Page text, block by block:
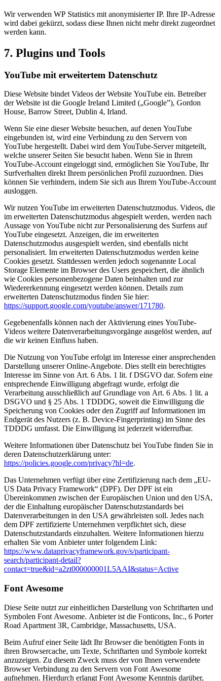
Wir verwenden WP Statistics mit anonymisierter IP. Ihre IP-Adresse
wird dabei gekürzt, sodass diese Ihnen nicht mehr direkt zugeordnet
werden kann.
7. Plugins und Tools
YouTube mit erweitertem Datenschutz
Diese Website bindet Videos der Website YouTube ein. Betreiber
der Website ist die Google Ireland Limited („Google”), Gordon
House, Barrow Street, Dublin 4, Irland.
Wenn Sie eine dieser Website besuchen, auf denen YouTube
eingebunden ist, wird eine Verbindung zu den Servern von
YouTube hergestellt. Dabei wird dem YouTube-Server mitgeteilt,
welche unserer Seiten Sie besucht haben. Wenn Sie in Ihrem
YouTube-Account eingeloggt sind, ermöglichen Sie YouTube, Ihr
Surfverhalten direkt Ihrem persönlichen Profil zuzuordnen. Dies
können Sie verhindern, indem Sie sich aus Ihrem YouTube-Account
ausloggen.
Wir nutzen YouTube im erweiterten Datenschutzmodus. Videos, die
im erweiterten Datenschutzmodus abgespielt werden, werden nach
Aussage von YouTube nicht zur Personalisierung des Surfens auf
YouTube eingesetzt. Anzeigen, die im erweiterten
Datenschutzmodus ausgespielt werden, sind ebenfalls nicht
personalisiert. Im erweiterten Datenschutzmodus werden keine
Cookies gesetzt. Stattdessen werden jedoch sogenannte Local
Storage Elemente im Browser des Users gespeichert, die ähnlich
wie Cookies personenbezogene Daten beinhalten und zur
Wiedererkennung eingesetzt werden können. Details zum
erweiterten Datenschutzmodus finden Sie hier:
https://support.google.com/youtube/answer/171780.
Gegebenenfalls können nach der Aktivierung eines YouTube-
Videos weitere Datenverarbeitungsvorgänge ausgelöst werden, auf
die wir keinen Einfluss haben.
Die Nutzung von YouTube erfolgt im Interesse einer ansprechenden
Darstellung unserer Online-Angebote. Dies stellt ein berechtigtes
Interesse im Sinne von Art. 6 Abs. 1 lit. f DSGVO dar. Sofern eine
entsprechende Einwilligung abgefragt wurde, erfolgt die
Verarbeitung ausschließlich auf Grundlage von Art. 6 Abs. 1 lit. a
DSGVO und § 25 Abs. 1 TDDDG, soweit die Einwilligung die
Speicherung von Cookies oder den Zugriff auf Informationen im
Endgerät des Nutzers (z. B. Device-Fingerprinting) im Sinne des
TDDDG umfasst. Die Einwilligung ist jederzeit widerrufbar.
Weitere Informationen über Datenschutz bei YouTube finden Sie in
deren Datenschutzerklärung unter:
https://policies.google.com/privacy?hl=de.
Das Unternehmen verfügt über eine Zertifizierung nach dem „EU-
US Data Privacy Framework“ (DPF). Der DPF ist ein
Übereinkommen zwischen der Europäischen Union und den USA,
der die Einhaltung europäischer Datenschutzstandards bei
Datenverarbeitungen in den USA gewährleisten soll. Jedes nach
dem DPF zertifizierte Unternehmen verpflichtet sich, diese
Datenschutzstandards einzuhalten. Weitere Informationen hierzu
erhalten Sie vom Anbieter unter folgendem Link:
https://www.dataprivacyframework.gov/s/participant-
search/participant-detail?
contact=true&id=a2zt000000001L5AAI&status=Active
Font Awesome
Diese Seite nutzt zur einheitlichen Darstellung von Schriftarten und
Symbolen Font Awesome. Anbieter ist die Fonticons, Inc., 6 Porter
Road Apartment 3R, Cambridge, Massachusetts, USA.
Beim Aufruf einer Seite lädt Ihr Browser die benötigten Fonts in
ihren Browsercache, um Texte, Schriftarten und Symbole korrekt
anzuzeigen. Zu diesem Zweck muss der von Ihnen verwendete
Browser Verbindung zu den Servern von Font Awesome
aufnehmen. Hierdurch erlangt Font Awesome Kenntnis darüber,